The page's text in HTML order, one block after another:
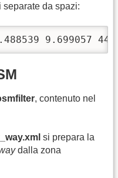
separate da spazi:
9.699057
, contenuto nel
si prepara la
dalla zona